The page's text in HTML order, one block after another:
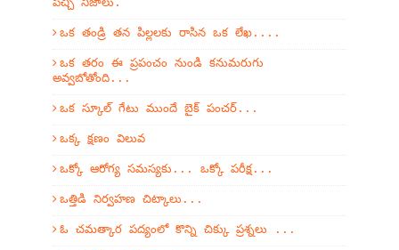
పచ్చి నిజాలు.
ఒక తండ్రి తన పిల్లలకు రాసిన ఒక లేఖ....
ఒక తరం ఈ ప్రపంచం నుండి కనుమరుగు
అవ్వబోతోంది...
ఒక స్కూల్ గేటు ముందే బైక్ పంచర్...
ఒక్క క్షణం విలువ
ఒక్కో ఆరోగ్య సమస్యకు... ఒక్కో పరీక్ష...
ఒత్తిడి నిర్వహణ చిట్కాలు...
ఓ చమత్కార పద్యంలో కొన్ని చిక్కు ప్రశ్నలు ...